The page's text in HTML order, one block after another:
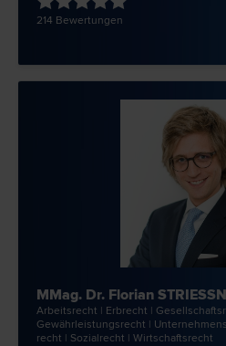
214 Bewertungen
MMag. Dr. Florian
Arbeits­recht | Erb­recht |
Gewährleistungs­recht |
recht | Sozial­recht | Wirtschafts­recht